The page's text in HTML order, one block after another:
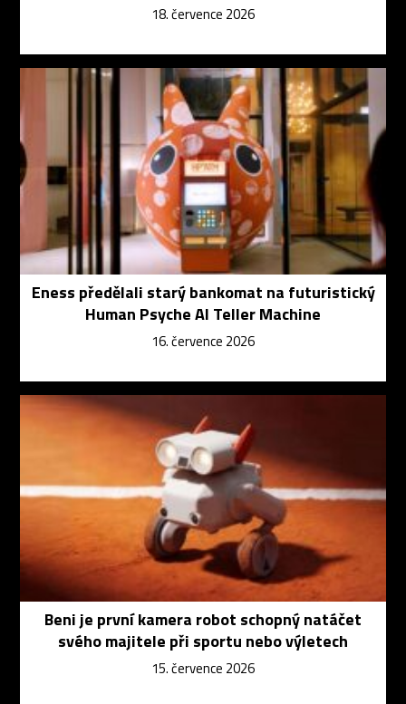
18. července 2026
Eness předělali starý bankomat na futuristický
Human Psyche AI Teller Machine
16. července 2026
Beni je první kamera robot schopný natáčet
svého majitele při sportu nebo výletech
15. července 2026